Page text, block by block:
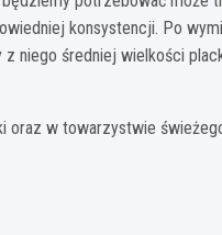
konsystencji. Po
niego średniej wielkości
w towarzystwie